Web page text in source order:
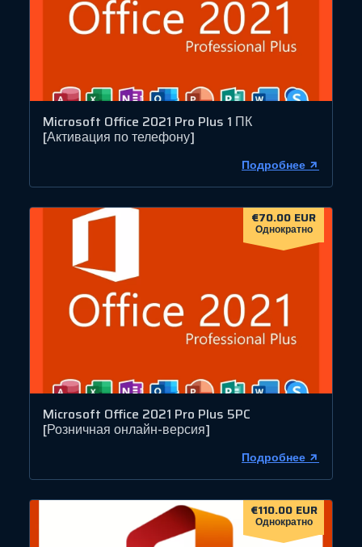
Microsoft Office 2021 Pro Plus 1 ПК
[Активация по телефону]
Подробнее
€70.00 EUR
Однократно
Microsoft Office 2021 Pro Plus 5PC
[Розничная онлайн-версия]
Подробнее
€110.00 EUR
Однократно